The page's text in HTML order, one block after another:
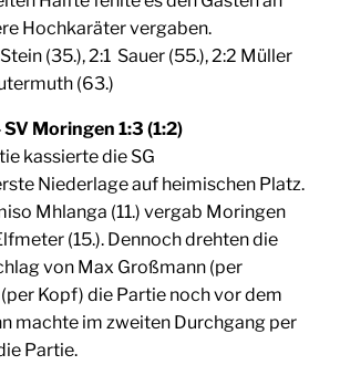
Hochkaräter vergaben.
(35.), 2:1 Sauer (55.), 2:2 Müller
(63.)
Moringen 1:3 (1:2)
kassierte die SG
Niederlage auf heimischen Platz.
Mhlanga (11.) vergab Moringen
(15.). Dennoch drehten die
von Max Großmann (per
Kopf) die Partie noch vor dem
machte im zweiten Durchgang per
Partie.